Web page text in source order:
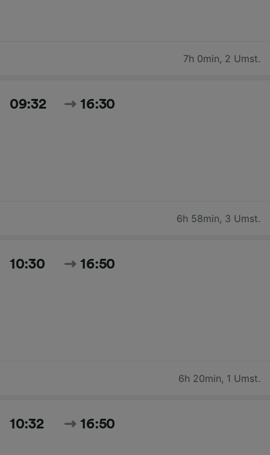
7h 0min, 2 Umst.
09:32 16:30
6h 58min, 3 Umst.
10:30 16:50
6h 20min, 1 Umst.
10:32 16:50